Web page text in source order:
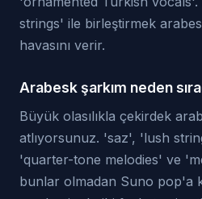
strings' ile birleştirmek
havasını verir.
Arabesk şarkım neden
Büyük olasılıkla çekirdek
atlıyorsunuz. 'saz', 'lush
'quarter-tone melodies' ve
bunlar olmadan Suno pop'a